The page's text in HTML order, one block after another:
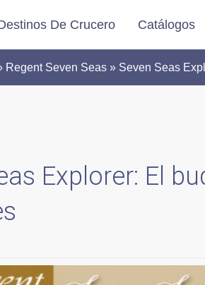
De Crucero Catálogos
Regent Seven Seas » Seven Seas
Explorer: El